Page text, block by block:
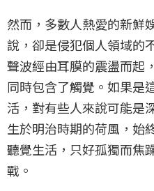
然而，多數人熱愛的新鮮
說，卻是侵犯個人領域的
聲波經由耳膜的震盪而起
同時包含了觸覺。如果是
活，對有些人來說可能是
生於明治時期的荷風，始
聽覺生活，只好孤獨而焦
戰。